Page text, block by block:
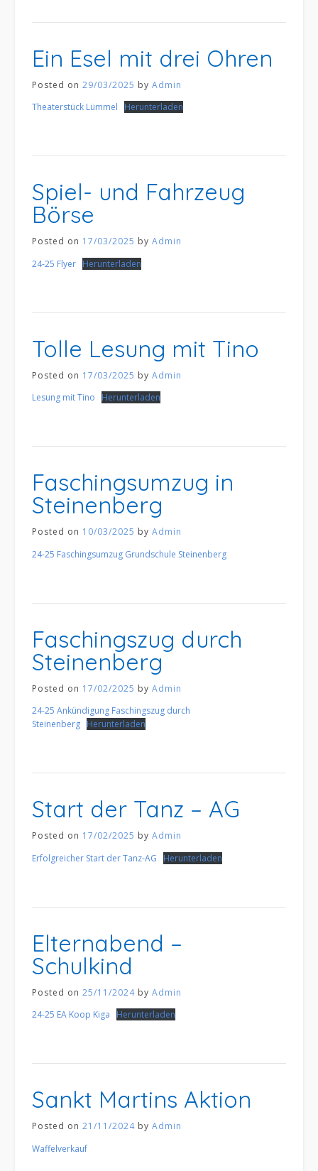
Ein Esel mit drei Ohren
Posted on 29/03/2025 by Admin
Theaterstück Lümmel
Herunterladen
Spiel- und Fahrzeug
Börse
Posted on 17/03/2025 by Admin
24-25 Flyer Herunterladen
Tolle Lesung mit Tino
Posted on 17/03/2025 by Admin
Lesung mit Tino
Herunterladen
Faschingsumzug in
Steinenberg
Posted on 10/03/2025 by Admin
24-25 Faschingsumzug Grundschule Steinenberg
Faschingszug durch
Steinenberg
Posted on 17/02/2025 by Admin
24-25 Ankündigung Faschingszug durch
Steinenberg Herunterladen
Start der Tanz – AG
Posted on 17/02/2025 by Admin
Erfolgreicher Start der Tanz-AG
Herunterladen
Elternabend –
Schulkind
Posted on 25/11/2024 by Admin
24-25 EA Koop Kiga
Herunterladen
Sankt Martins Aktion
Posted on 21/11/2024 by Admin
Waffelverkauf